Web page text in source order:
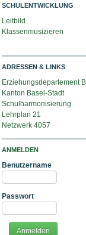
SCHULENTWICKLUNG
Leitbild
Klassenmusizieren
ADRESSEN & LINKS
Erziehungsdepartement
Kanton Basel-Stadt
Schulharmonisierung
Lehrplan 21
Netzwerk 4057
ANMELDEN
Benutzername
Passwort